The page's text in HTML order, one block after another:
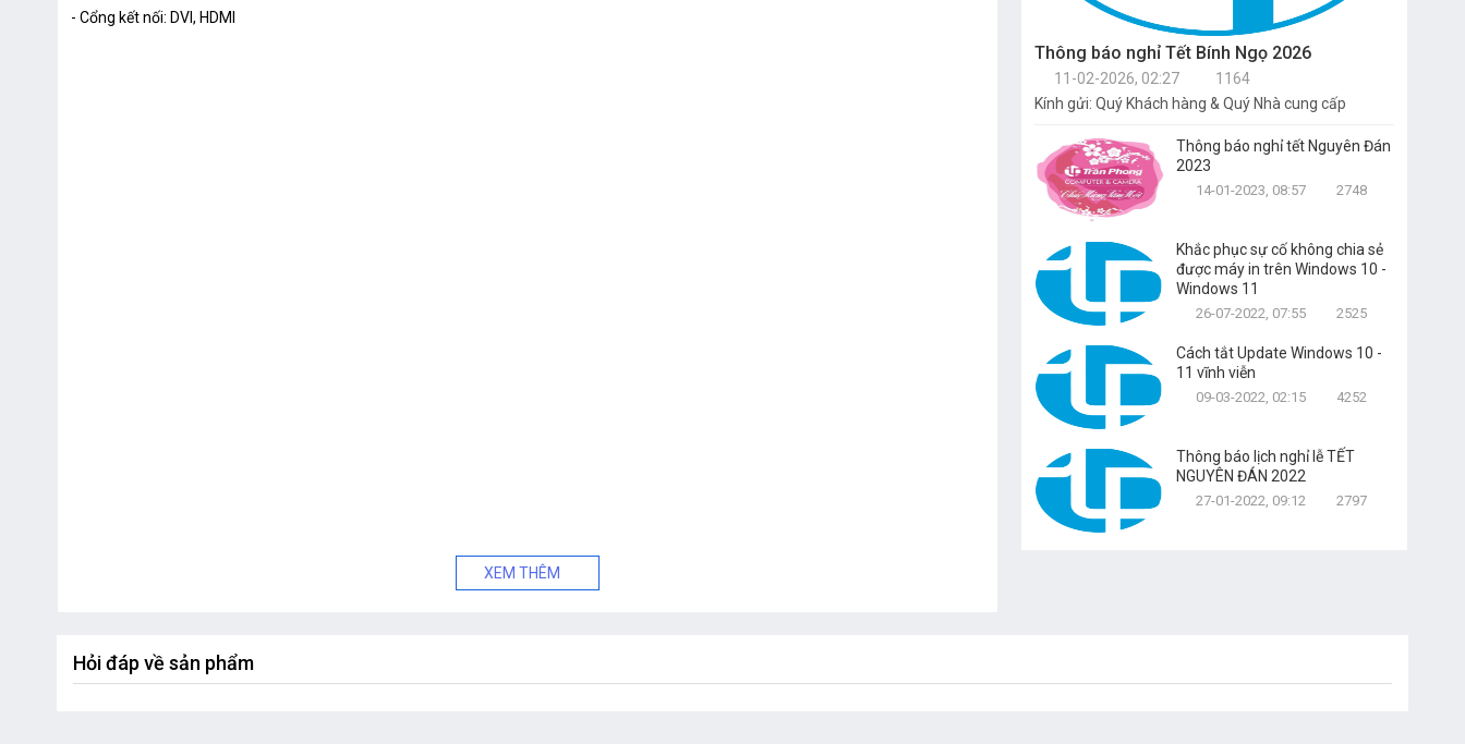
Thông báo nghỉ Tết Bính Ngọ 2026
11-02-2026, 02:27
1164
Kính gửi: Quý Khách hàng & Quý Nhà cung cấp
Thông báo nghỉ tết Nguyên Đán
2023
14-01-2023, 08:57 2748
Khắc phục sự cố không chia sẻ
được máy in trên Windows 10 -
Windows 11
26-07-2022, 07:55 2525
Cách tắt Update Windows 10 -
11 vĩnh viễn
09-03-2022, 02:15 4252
Thông báo lịch nghỉ lễ TẾT
NGUYÊN ĐÁN 2022
27-01-2022, 09:12 2797
- Cổng kết nối: DVI, HDMI
XEM THÊM
Hỏi đáp về sản phẩm